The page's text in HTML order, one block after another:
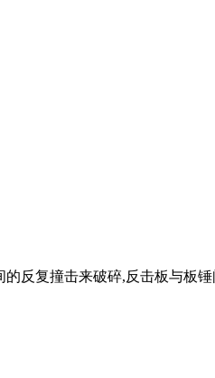
反复撞击来破碎,反击板与板